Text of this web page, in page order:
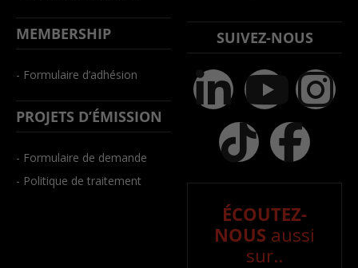
MEMBERSHIP
- Formulaire d’adhésion
PROJETS D’ÉMISSION
- Formulaire de demande
- Politique de traitement
SUIVEZ-NOUS
ÉCOUTEZ-
NOUS aussi
sur..